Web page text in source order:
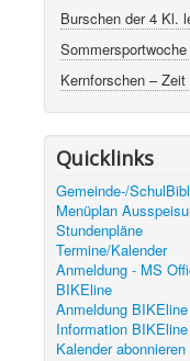
Burschen der 4 Kl.
Kernforschen –
Quicklinks
Gemeinde-/
Menüplan
Stundenpläne
Termine/Kalender
Anmeldung - MS
BIKEline
Anmeldung BIKEline
Information BIKEline
Kalender